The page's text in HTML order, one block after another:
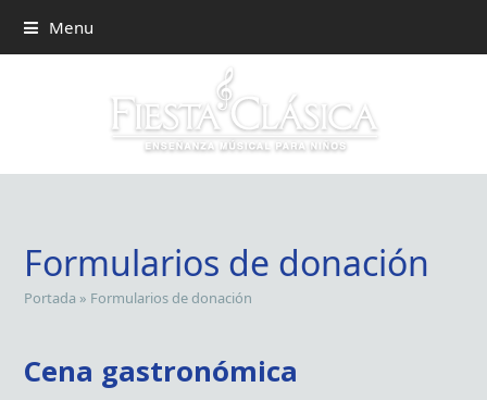
Menu
Formularios de donación
Portada » Formularios de donación
Cena gastronómica